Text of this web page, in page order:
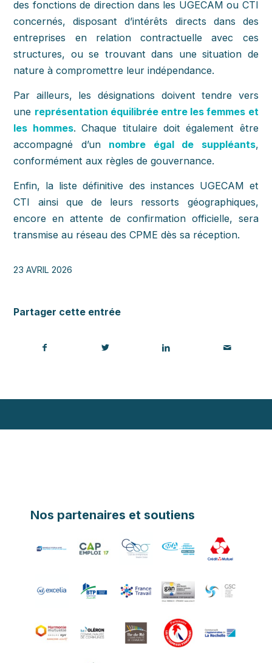
des fonctions de direction dans les UGECAM ou CTI
concernés, disposant d’intérêts directs dans des
entreprises en relation contractuelle avec ces
structures, ou se trouvant dans une situation de
nature à compromettre leur indépendance.
Par ailleurs, les désignations doivent tendre vers
une représentation équilibrée entre les femmes et
les hommes. Chaque titulaire doit également être
accompagné d’un nombre égal de suppléants,
conformément aux règles de gouvernance.
Enfin, la liste définitive des instances UGECAM et
CTI ainsi que de leurs ressorts géographiques,
encore en attente de confirmation officielle, sera
transmise au réseau des CPME dès sa réception.
23 AVRIL 2026
Partager cette entrée
Nos partenaires et soutiens